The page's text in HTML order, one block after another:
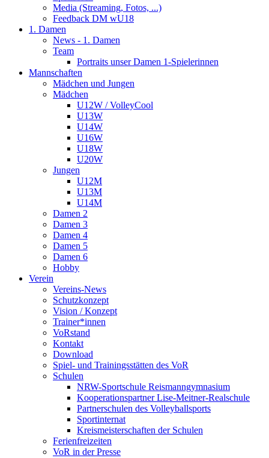
Media (Streaming, Fotos, ...)
Feedback DM wU18
1. Damen
News - 1. Damen
Team
Portraits unser Damen 1-Spielerinnen
Mannschaften
Mädchen und Jungen
Mädchen
U12W / VolleyCool
U13W
U14W
U16W
U18W
U20W
Jungen
U12M
U13M
U14M
Damen 2
Damen 3
Damen 4
Damen 5
Damen 6
Hobby
Verein
Vereins-News
Schutzkonzept
Vision / Konzept
Trainer*innen
VoRstand
Kontakt
Download
Spiel- und Trainingsstätten des VoR
Schulen
NRW-Sportschule Reismanngymnasium
Kooperationspartner Lise-Meitner-Realschule
Partnerschulen des Volleyballsports
Sportinternat
Kreismeisterschaften der Schulen
Ferienfreizeiten
VoR in der Presse